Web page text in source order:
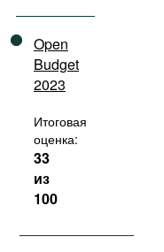
Open
Budget
2023
Итоговая
оценка:
33
из
100